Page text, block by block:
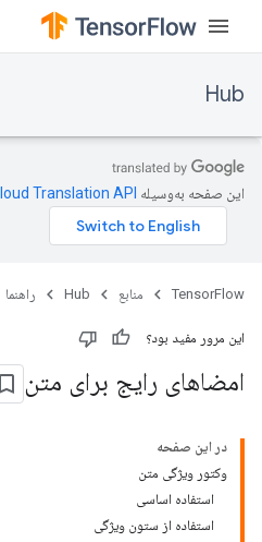
Hub
این صفحه به‌وسیله
TensorFlow منابع Hub راهنما
این مرور مفید بود؟
امضاهای رایج برای متن
در این صفحه
وکتور ویژگی متن
استفاده اساسی
استفاده از ستون ویژگی